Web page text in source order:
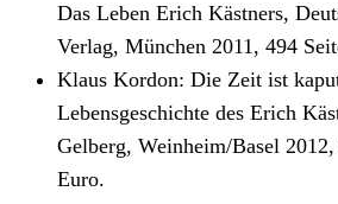
Das Leben Erich Kästners,
Verlag, München 2011, 494
Klaus Kordon: Die Zeit ist
Lebensgeschichte des Erich
Gelberg, Weinheim/Basel
Euro.